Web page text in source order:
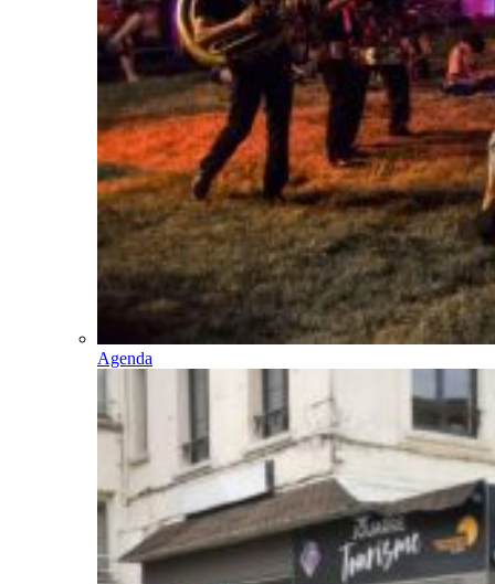
Agenda